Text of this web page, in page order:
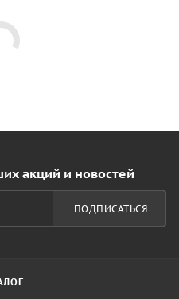
акций и новостей
ПОДПИСАТЬСЯ